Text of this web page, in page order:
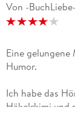
Von -BuchLiebe-
Eine
Humor.
Ich habe das
Häkelrkimi und